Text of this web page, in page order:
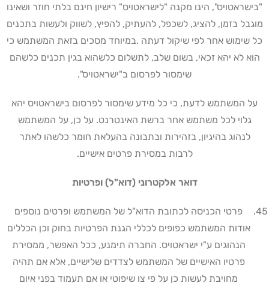
"בישראטויס", הינו מקנה "לישראטויס" רישיון חינם בלתי חוזר ושאינו
מוגבל בזמן, להציג, לשכפל, להעתיק, להפיץ, לשווק ולעשות בתכנים
כל שימוש אחר לפי שיקול דעתה .במיוחד מסכים בזאת המשתמש כי
הוא לא יהא זכאי, בשום שלב, לתשלום כלשהוא בגין תכנים כלשהם
שימסור לפרסום ב"ישראטויס".
על המשתמש לדעת, כי כל מידע שימסור לפרסום בישראטויס יהא
גלוי לכל משתמש אחר ברשת האינטרנט. על כן, על המשתמש
לנהוג בהיגיון, בזהירות ובתבונה בהעלאת חומר כלשהו לאתר
לרבות במסירת פרטים אישיים.
דואר אלקטרוני (דוא"ל) ופרטיות
פרטי הכניסה לכתובת הדוא"ל של המשתמש ופרטים נוספים
אודות המשתמש כפופים לכללי הגנת הפרטיות בחוק וכן הכללים
הנהוגים ע"י ישראטויס. החברה תימנע, ככל האפשר, ממסירת
פרטיו האישיים של המשתמש לצדדים שלישיים, אלא אם תהיה
מחויבת לעשות כן על פי צו שיפוטי או אם תעמוד בפני איום